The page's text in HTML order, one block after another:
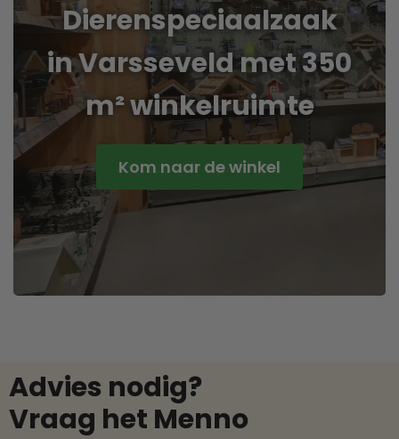
Dierenspeciaalzaak
in Varsseveld met 350
m² winkelruimte
Kom naar de winkel
Advies nodig?
Vraag het Menno